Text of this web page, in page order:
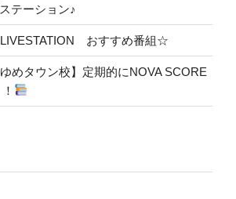
テーション♪
LIVESTATION おすすめ番組☆
ゆめタウン校】定期的にNOVA SCORE